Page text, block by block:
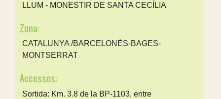
LLUM - MONESTIR DE SANTA CECÍLIA
Zona:
CATALUNYA /BARCELONÈS-BAGES-
MONTSERRAT
Accessos:
Sortida: Km. 3.8 de la BP-1103, entre